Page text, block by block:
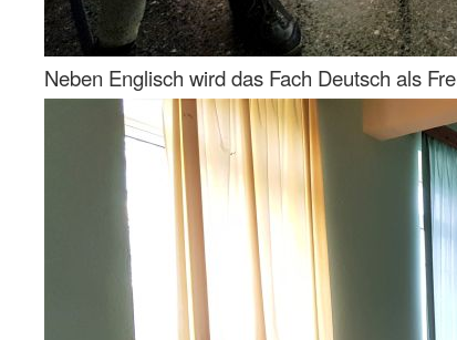
Neben Englisch wird das Fach Deutsch als